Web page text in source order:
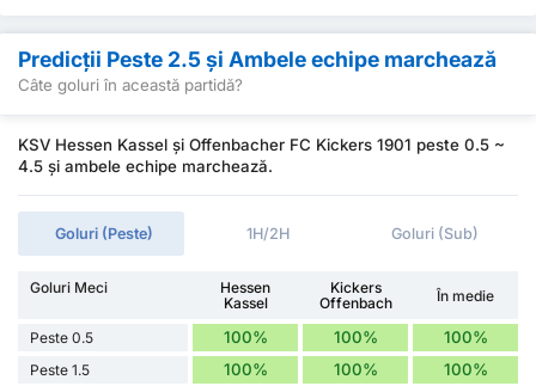
Predicții Peste 2.5 și Ambele echipe marchează
Câte goluri în această partidă?
KSV Hessen Kassel și Offenbacher FC Kickers 1901 peste 0.5 ~
4.5 și ambele echipe marchează.
Goluri (Peste) 1H/2H Goluri (Sub)
Goluri Meci
Hessen
Kassel
Kickers
Offenbach
În medie
Peste 0.5 100% 100% 100%
Peste 1.5 100% 100% 100%